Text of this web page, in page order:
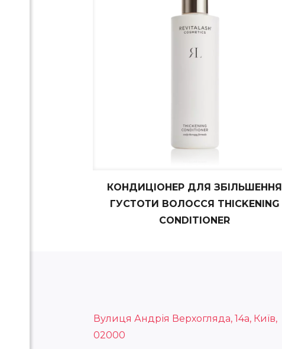
КОНДИЦІОНЕР ДЛЯ ЗБІЛЬШЕННЯ
ГУСТОТИ ВОЛОССЯ THICKENING
CONDITIONER
Вулиця Андрія Верхогляда, 14а, Київ,
02000